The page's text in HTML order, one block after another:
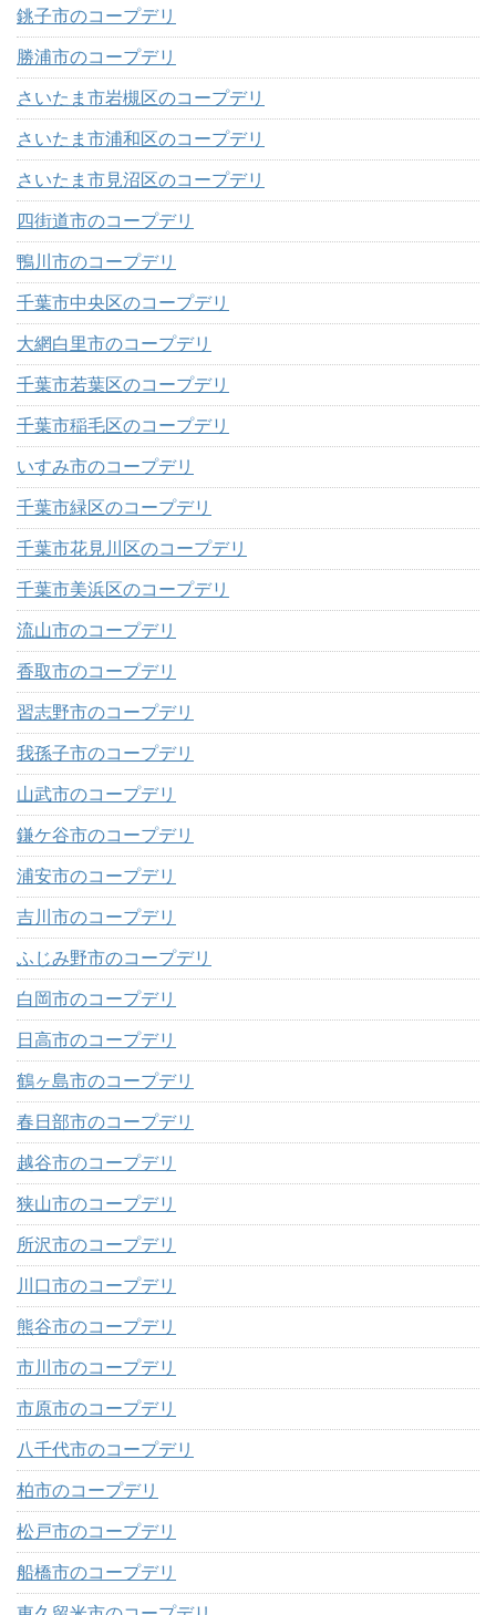
銚子市のコープデリ
勝浦市のコープデリ
さいたま市岩槻区のコープデリ
さいたま市浦和区のコープデリ
さいたま市見沼区のコープデリ
四街道市のコープデリ
鴨川市のコープデリ
千葉市中央区のコープデリ
大網白里市のコープデリ
千葉市若葉区のコープデリ
千葉市稲毛区のコープデリ
いすみ市のコープデリ
千葉市緑区のコープデリ
千葉市花見川区のコープデリ
千葉市美浜区のコープデリ
流山市のコープデリ
香取市のコープデリ
習志野市のコープデリ
我孫子市のコープデリ
山武市のコープデリ
鎌ケ谷市のコープデリ
浦安市のコープデリ
吉川市のコープデリ
ふじみ野市のコープデリ
白岡市のコープデリ
日高市のコープデリ
鶴ヶ島市のコープデリ
春日部市のコープデリ
越谷市のコープデリ
狭山市のコープデリ
所沢市のコープデリ
川口市のコープデリ
熊谷市のコープデリ
市川市のコープデリ
市原市のコープデリ
八千代市のコープデリ
柏市のコープデリ
松戸市のコープデリ
船橋市のコープデリ